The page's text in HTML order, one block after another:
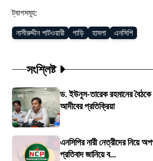
ট্যাগসমূহ:
নাসীরুদ্দীন পাটওয়ারী গাড়ি হামলা এনসিপি
সংশ্লিষ্ট
ড. ইউনূস-তারেক রহমানের বৈঠকে
আদীবের প্রতিক্রিয়া
এনসিপির নারী নেত্রীদের নিয়ে
প্রতিবাদ জানিয়ে ব...